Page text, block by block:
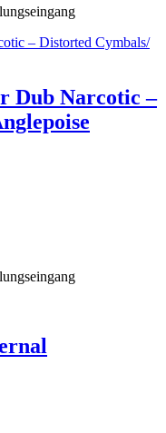
Dub Narcotic –